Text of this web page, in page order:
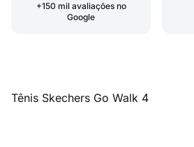
+150 mil avaliações no
Google
Tênis Skechers Go Walk 4